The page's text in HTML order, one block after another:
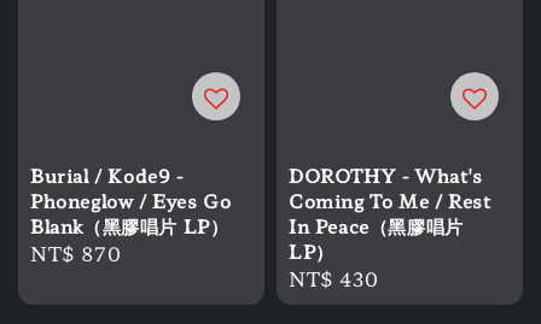
Burial / Kode9 -
Phoneglow / Eyes Go
Blank（黑膠唱片 LP）
Regular
NT$ 870
DOROTHY - What's
Coming To Me / Rest
In Peace（黑膠唱片
LP）
Regular
price
NT$ 430